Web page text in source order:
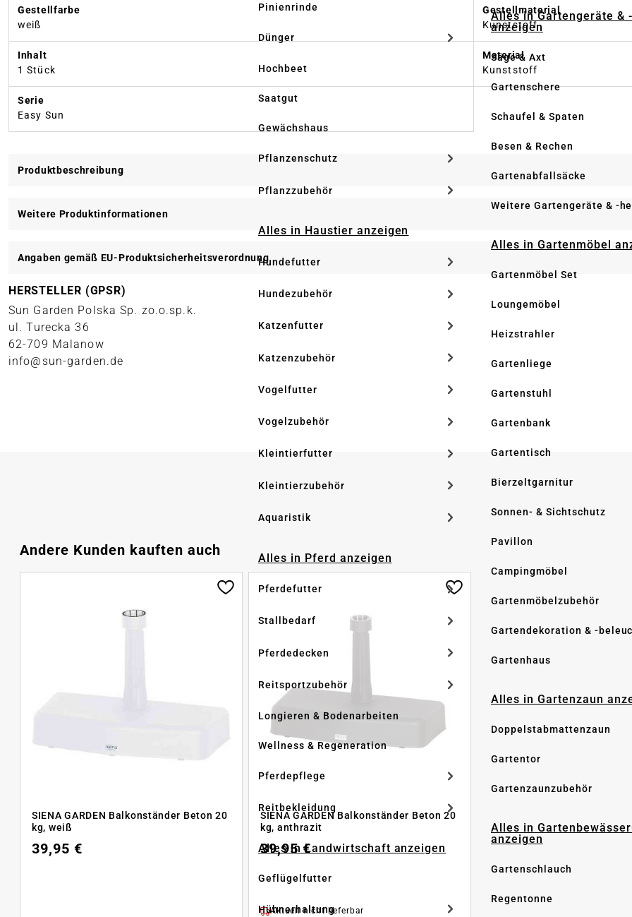
Pinienrinde
Dünger
Hochbeet
Saatgut
Gewächshaus
Pflanzenschutz
Pflanzzubehör
Alles in Haustier anzeigen
Hundefutter
Hundezubehör
Katzenfutter
Katzenzubehör
Vogelfutter
Vogelzubehör
Kleintierfutter
Kleintierzubehör
Aquaristik
Alles in Pferd anzeigen
Pferdefutter
Stallbedarf
Pferdedecken
Reitsportzubehör
Longieren & Bodenarbeiten
Wellness & Regeneration
Pferdepflege
Reitbekleidung
Alles in Landwirtschaft anzeigen
Geflügelfutter
Hühnerhaltung
Alles in Gartengeräte &
anzeigen
Säge & Axt
Gartenschere
Schaufel & Spaten
Besen & Rechen
Gartenabfallsäcke
Weitere Gartengeräte & -
Alles in Gartenmöbel
Gartenmöbel Set
Loungemöbel
Heizstrahler
Gartenliege
Gartenstuhl
Gartenbank
Gartentisch
Bierzeltgarnitur
Sonnen- & Sichtschutz
Pavillon
Campingmöbel
Gartenmöbelzubehör
Gartendekoration & -
Gartenhaus
Alles in Gartenzaun
Doppelstabmattenzaun
Gartentor
Gartenzaunzubehör
Alles in
anzeigen
Gartenschlauch
Regentonne
Gestellfarbe
weiß
Gestellmaterial
Kunststoff
Inhalt
1 Stück
Material
Kunststoff
Serie
Easy Sun
Produktbeschreibung
Weitere Produktinformationen
Angaben gemäß EU-Produktsicherheitsverordnung
HERSTELLER (GPSR)
Sun Garden Polska Sp. zo.o.sp.k.
ul. Turecka 36
62-709 Malanow
info@sun-garden.de
Produktgalerie überspringen
Andere Kunden kauften auch
SIENA GARDEN Balkonständer Beton 20
kg, weiß
39,95 €
SIENA GARDEN Balkonständer Beton 20
kg, anthrazit
39,95 €
Aktuell nicht lieferbar